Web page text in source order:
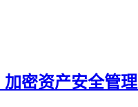
密资产安全管